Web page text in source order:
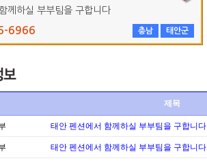
께하실 부부팀을 구합니다
6966 충남 태안군
제목
태안 펜션에서 함께하실 부부팀을 구합니다
태안 펜션에서 함께하실 부부팀을 구합니다